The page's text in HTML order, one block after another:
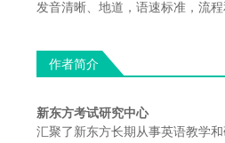
发音清晰、地道，语速标准，流
作者简介
新东方考试研究中心
汇聚了新东方长期从事英语教学